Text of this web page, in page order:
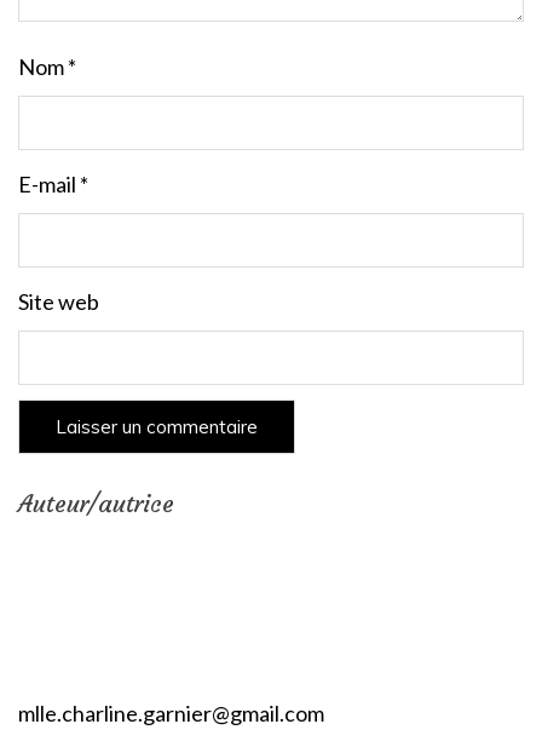
Nom*
E-mail *
Site web
Auteur/autrice
mlle.charline.garnier@gmail.com